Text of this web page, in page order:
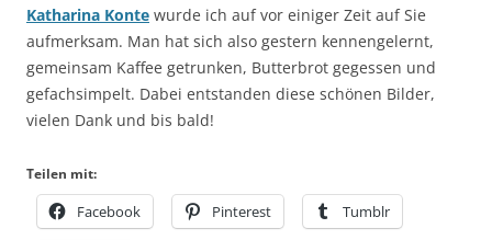
Katharina Konte wurde ich auf vor einiger Zeit auf Sie
aufmerksam. Man hat sich also gestern kennengelernt,
gemeinsam Kaffee getrunken, Butterbrot gegessen und
gefachsimpelt. Dabei entstanden diese schönen Bilder,
vielen Dank und bis bald!
Teilen mit:
Facebook Pinterest Tumblr